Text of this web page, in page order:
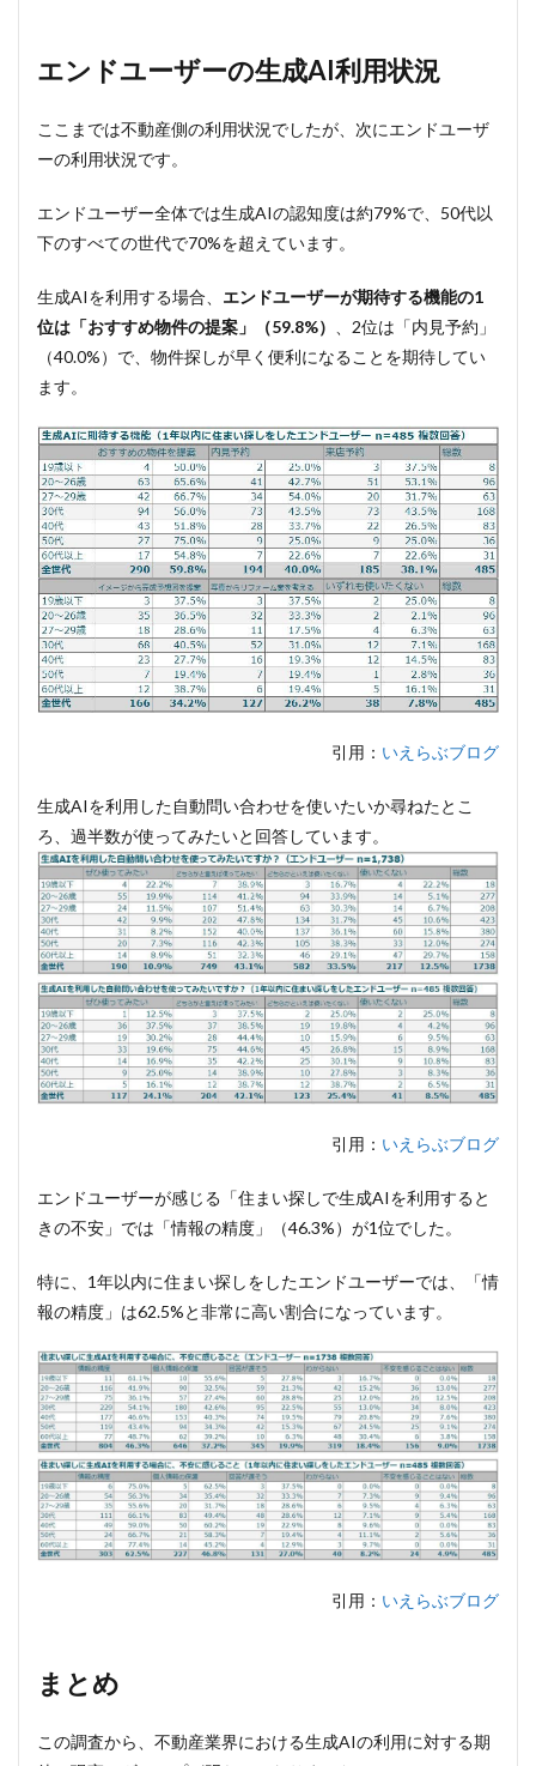
エンドユーザーの生成AI利用状況
ここまでは不動産側の利用状況でしたが、次にエンドユーザ
ーの利用状況です。
エンドユーザー全体では生成AIの認知度は約79%で、50代以
下のすべての世代で70%を超えています。
生成AIを利用する場合、 エンドユーザーが期待する機能の1
位は「おすすめ物件の提案」（59.8%）
、2位は「内見予約」
（40.0%）で、物件探しが早く便利になることを期待してい
ます。
引用： いえらぶブログ
生成AIを利用した自動問い合わせを使いたいか尋ねたとこ
ろ、過半数が使ってみたいと回答しています。
引用： いえらぶブログ
エンドユーザーが感じる「住まい探しで生成AIを利用すると
きの不安」では「情報の精度」（46.3%）が1位でした。
特に、1年以内に住まい探しをしたエンドユーザーでは、「情
報の精度」は62.5%と非常に高い割合になっています。
引用： いえらぶブログ
まとめ
この調査から、不動産業界における生成AIの利用に対する期